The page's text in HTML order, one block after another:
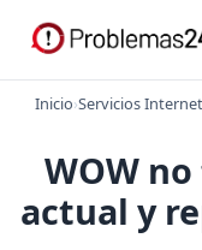
Inicio›Servicios Internet
WOW
actual y